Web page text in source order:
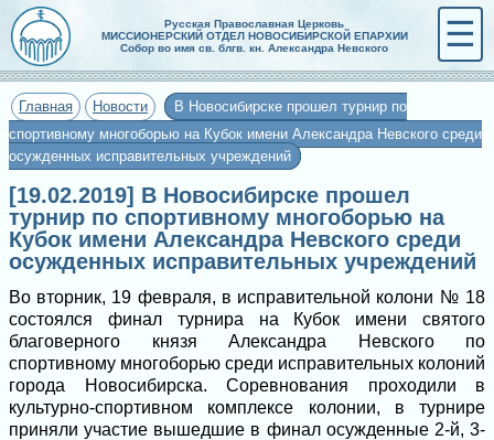
Русская Православная Церковь
МИССИОНЕРСКИЙ ОТДЕЛ НОВОСИБИРСКОЙ ЕПАРХИИ
Собор во имя св. блгв. кн. Александра Невского
☰
Главная Новости
В Новосибирске прошел турнир по
спортивному многоборью на Кубок имени Александра Невского среди
осужденных исправительных учреждений
[19.02.2019] В Новосибирске прошел
турнир по спортивному многоборью на
Кубок имени Александра Невского среди
осужденных исправительных учреждений
Во вторник, 19 февраля, в исправительной колони № 18
состоялся финал турнира на Кубок имени святого
благоверного князя Александра Невского по
спортивному многоборью среди исправительных колоний
города Новосибирска. Соревнования проходили в
культурно-спортивном комплексе колонии, в турнире
приняли участие вышедшие в финал осужденные 2-й, 3-